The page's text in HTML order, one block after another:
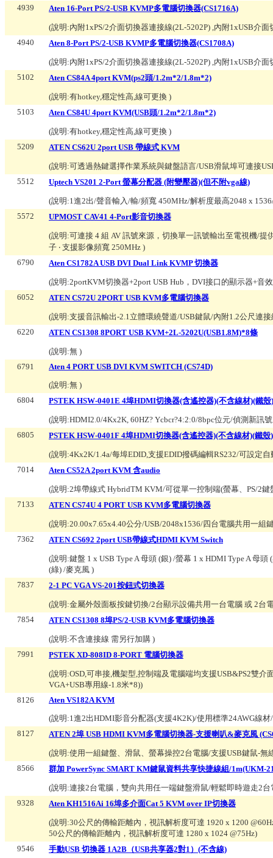
4939
Aten 16-Port PS/2-USB KVMP多電腦切換器(CS1716A)
(說明:內附1xPS/2介面切換器連接線(2L-5202P) ,內附1xUSB介
4940
Aten 8-Port PS/2-USB KVMP多電腦切換器(CS1708A)
(說明:內附1xPS/2介面切換器連接線(2L-5202P) ,內附1xUSB介
5102
Aten CS84A 4port KVM(ps2頭/1.2m*2/1.8m*2)
(說明:有hotkey,穩定性高,線可更換 )
5103
Aten CS84U 4port KVM(USB頭/1.2m*2/1.8m*2)
(說明:有hotkey,穩定性高,線可更換 )
5209
ATEN CS62U 2port USB 帶線式 KVM
(說明:可透過熱鍵選擇作業系統與鍵盤語言/USB滑鼠埠可連接
5512
Uptech VS201 2-Port 螢幕分配器 (附變壓器)(但不附vga線)
(說明:1進2出/聲音輸入/輸/頻寬 450MHz/解析度最高2048 x
5572
UPMOST CAV41 4-Port影音切換器
(說明:可連接 4 組 AV 訊號來源，切換單一訊號輸出至電視機/提
子 ‧ 支援影像頻寬 250MHz )
6790
Aten CS1782A USB DVI Dual Link KVMP 切換器
(說明:2portKVM切換器+2port USB Hub，DVI接口的顯示器+音
6052
ATEN CS72U 2PORT USB KVM多電腦切換器
(說明:支援音訊輸出-2.1立體環繞聲道/USB鍵鼠/內附1.2公尺連
6220
ATEN CS1308 8PORT USB KVM+2L-5202U(USB1.8M)*8條
(說明:無 )
6791
Aten 4 PORT USB DVI KVM SWITCH (CS74D)
(說明:無 )
6804
PSTEK HSW-0401E 4埠HDMI切換器(含遙控器)(不含線材)(鐵殼)
(說明:HDMI2.0/4Kx2K, 60HZ? Ycbcr?4:2:0/8bpc位元/偵測新訊
6805
PSTEK HSW-0401F 4埠HDMI切換器(含遙控器)(不含線材)(鐵殼)
(說明:4Kx2K/1.4a/每埠EDID,支援EDID撥碼編輯RS232/可設定
7014
Aten CS52A 2port KVM 含audio
(說明:2埠帶線式 HybridTM KVM/可從單一控制端(螢幕、PS/2鍵
7133
ATEN CS74U 4 PORT USB KVM多電腦切換器
(說明:20.00x7.65x4.40公分/USB/2048x1536/四台電腦共用一
7362
ATEN CS692 2port USB帶線式HDMI KVM Switch
(說明:鍵盤 1 x USB Type A 母頭 (銀) /螢幕 1 x HDMI Type A 母
(綠) /麥克風 )
7837
2-1 PC VGA VS-201按鈕式切換器
(說明:金屬外殼面板按鍵切換/2台顯示設備共用一台電腦 或 2台
7854
ATEN CS1308 8埠PS/2-USB KVM多電腦切換器
(說明:不含連接線 需另行加購 )
7991
PSTEK XD-808ID 8-PORT 電腦切換器
(說明:OSD,可串接,機架型,控制端及電腦端均支援USB&PS2雙介
VGA+USB專用線-1.8米*8))
8126
Aten VS182A KVM
(說明:1進2出HDMI影音分配器(支援4K2K)/使用標準24AWG線
8127
ATEN 2埠 USB HDMI KVM多電腦切換器-支援喇叭&麥克風
(說明:使用一組鍵盤、滑鼠、螢幕操控2台電腦/支援USB鍵鼠-
8566
群加 PowerSync SMART KM鍵鼠資料共享快捷線組/1m(UKM-
(說明:連接2台電腦，雙向共用任一端鍵盤滑鼠/輕鬆即時遊走2
9328
Aten KH1516Ai 16埠多介面Cat 5 KVM over IP切換器
(說明:30公尺的傳輸距離內，視訊解析度可達 1920 x 1200
50公尺的傳輸距離內，視訊解析度可達 1280 x 1024 @75Hz)
9546
手動USB 切換器 1A2B（USB共享器2對1）(不含線)